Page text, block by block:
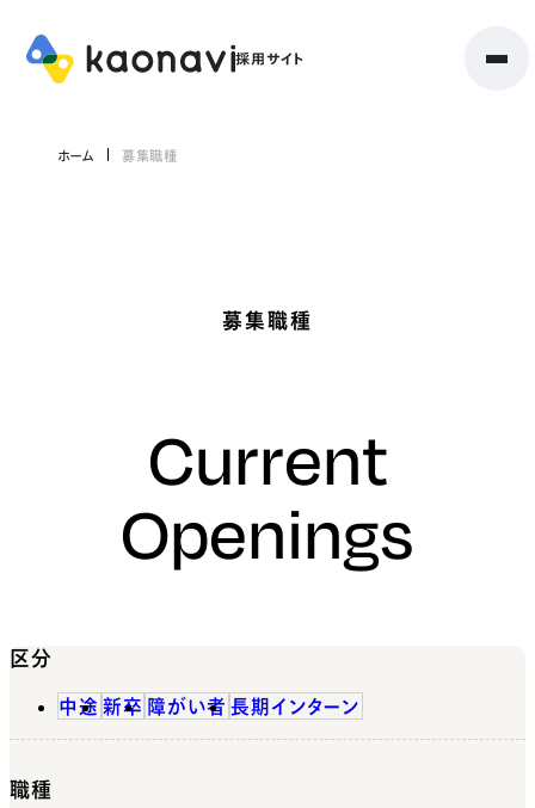
ホーム 募集職種
募集職種
Current
Openings
区分
中途 新卒 障がい者 長期インターン
職種